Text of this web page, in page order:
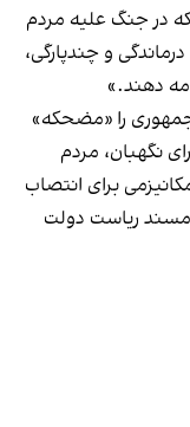
در جنگ علیه مردم
و چندپارگی،
دهند.»
را «مضحکه»
نگهبان، مردم
برای انتصاب
مسند ریاست دولت